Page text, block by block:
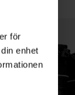
för
enhet